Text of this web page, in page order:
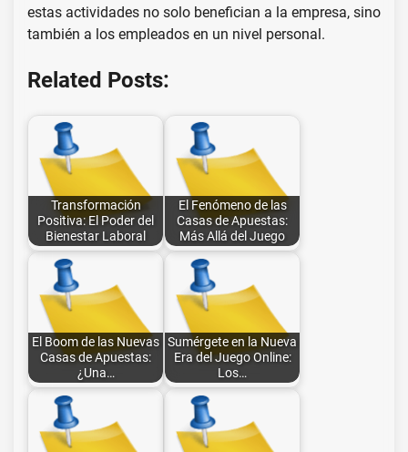
estas actividades no solo benefician a la empresa, sino
también a los empleados en un nivel personal.
Related Posts:
Transformación
Positiva: El Poder del
Bienestar Laboral
El Fenómeno de las
Casas de Apuestas:
Más Allá del Juego
El Boom de las Nuevas
Casas de Apuestas:
¿Una…
Sumérgete en la Nueva
Era del Juego Online:
Los…